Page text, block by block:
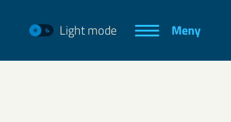
Light mode Meny